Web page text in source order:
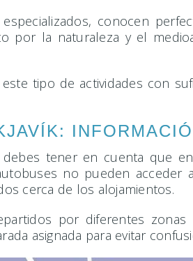
conocen
por la naturaleza y el
tipo de actividades con
debes tener en cuenta que
no pueden
cerca de los alojamientos.
por diferentes
asignada para evitar